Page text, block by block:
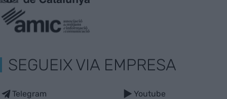
SEGUEIX VIA EMPRESA
Telegram Youtube